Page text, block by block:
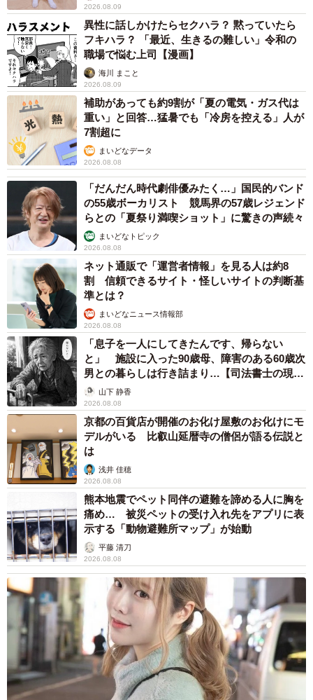
2026.08.09
異性に話しかけたらセクハラ？ 黙っていたら
フキハラ？ 「最近、生きるの難しい」令和の
職場で悩む上司【漫画】
海川 まこと
2026.08.09
補助があっても約9割が「夏の電気・ガス代は
重い」と回答…猛暑でも「冷房を控える」人が
7割超に
まいどなデータ
2026.08.08
「だんだん時代劇俳優みたく…」国民的バンド
の55歳ボーカリスト 競馬界の57歳レジェンド
らとの「夏祭り満喫ショット」に驚きの声続々
まいどなトピック
2026.08.08
ネット通販で「運営者情報」を見る人は約8
割 信頼できるサイト・怪しいサイトの判断基
準とは？
まいどなニュース情報部
2026.08.08
「息子を一人にしてきたんです、帰らない
と」 施設に入った90歳母、障害のある60歳次
男との暮らしは行き詰まり…【司法書士の現場
から】山下 静香
2026.08.08
京都の百貨店が開催のお化け屋敷のお化けにモ
デルがいる 比叡山延暦寺の僧侶が語る伝説と
は
浅井 佳穂
2026.08.08
熊本地震でペット同伴の避難を諦める人に胸を
痛め… 被災ペットの受け入れ先をアプリに表
示する「動物避難所マップ」が始動
平藤 清刀
2026.08.08